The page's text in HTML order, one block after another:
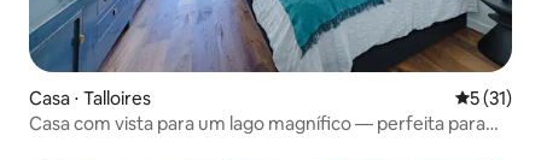
Casa ⋅ Talloires 5 de uma
5 (31)
Casa com vista para um lago magnífico — perfeita para